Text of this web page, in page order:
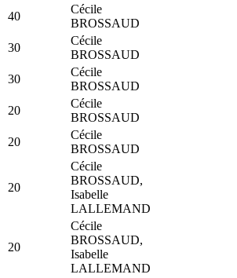
40
Cécile
BROSSAUD
30
Cécile
BROSSAUD
30
Cécile
BROSSAUD
20
Cécile
BROSSAUD
20
Cécile
BROSSAUD
20
Cécile
BROSSAUD,
Isabelle
LALLEMAND
20
Cécile
BROSSAUD,
Isabelle
LALLEMAND